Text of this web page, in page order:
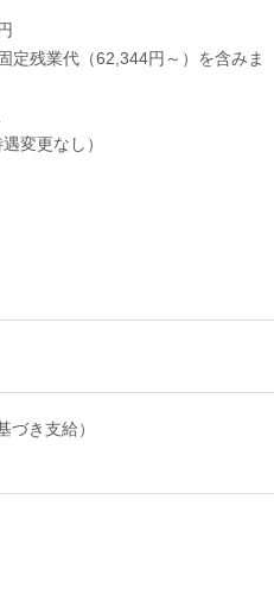
定残業代（62,344円～）を含みま
変更なし）
づき支給）